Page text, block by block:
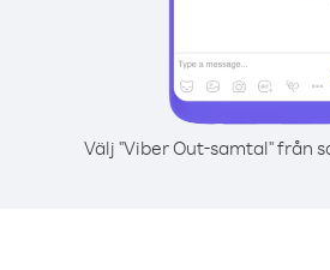
Välj "Viber Out-samtal" från